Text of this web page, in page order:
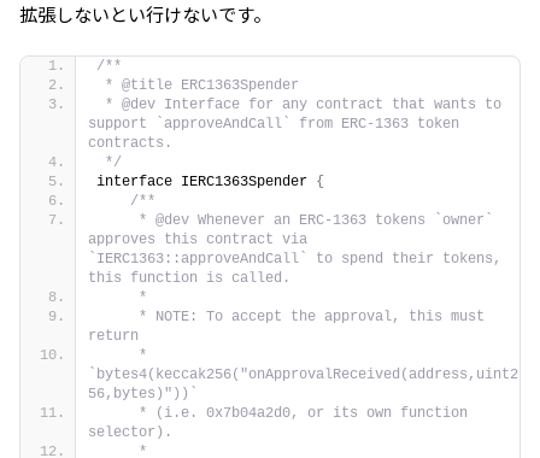
拡張しないとい行けないです。
/**
* @title ERC1363Spender
* @dev Interface for any contract that wants to
support `approveAndCall` from ERC-1363 token
contracts.
*/
interface IERC1363Spender {
/**
     * @dev Whenever an ERC-1363 tokens `owner`
approves this contract via
`IERC1363::approveAndCall` to spend their tokens,
this function is called.
     *
     * NOTE: To accept the approval, this must
return
     *
`bytes4(keccak256("onApprovalReceived(address,uint2
56,bytes)"))`
     * (i.e. 0x7b04a2d0, or its own function
selector).
     *